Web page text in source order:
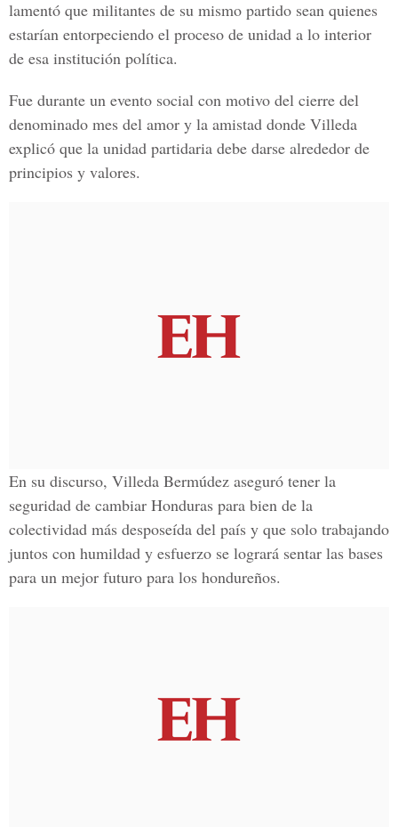
lamentó que militantes de su mismo partido sean quienes
estarían entorpeciendo el proceso de unidad a lo interior
de esa institución política.
Fue durante un evento social con motivo del cierre del
denominado mes del amor y la amistad donde Villeda
explicó que la unidad partidaria debe darse alrededor de
principios y valores.
En su discurso, Villeda Bermúdez aseguró tener la
seguridad de cambiar Honduras para bien de la
colectividad más desposeída del país y que solo trabajando
juntos con humildad y esfuerzo se logrará sentar las bases
para un mejor futuro para los hondureños.